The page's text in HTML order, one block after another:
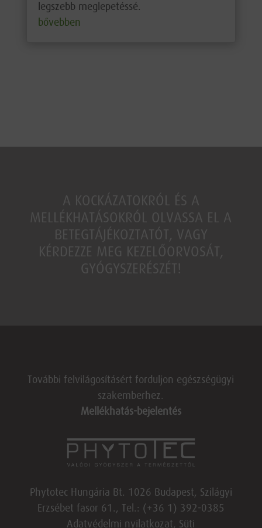
legszebb meglepetéssé.
bővebben
A KOCKÁZATOKRÓL ÉS A
MELLÉKHATÁSOKRÓL OLVASSA EL A
BETEGTÁJÉKOZTATÓT, VAGY
KÉRDEZZE MEG KEZELŐORVOSÁT,
GYÓGYSZERÉSZÉT!
További felvilágosításért forduljon egészségügyi
szakemberhez.
Mellékhatás-bejelentés
Phytotec Hungária Bt. 1026 Budapest, Szilágyi
Erzsébet fasor 61., Tel.: (+36 1) 392-0385
Adatvédelmi nyilatkozat, Süti